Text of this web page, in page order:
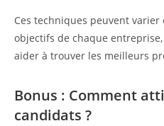
Ces techniques peuvent
objectifs de chaque
aider à trouver les meilleurs
Bonus : Comment
candidats ?